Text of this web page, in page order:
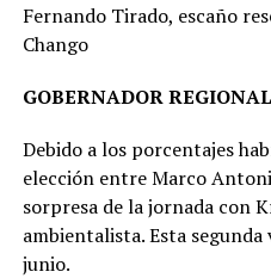
Fernando Tirado, escaño
Chango
GOBERNADOR REGIONAL
Debido a los porcentajes
elección entre Marco
sorpresa de la jornada con
ambientalista. Esta
junio.